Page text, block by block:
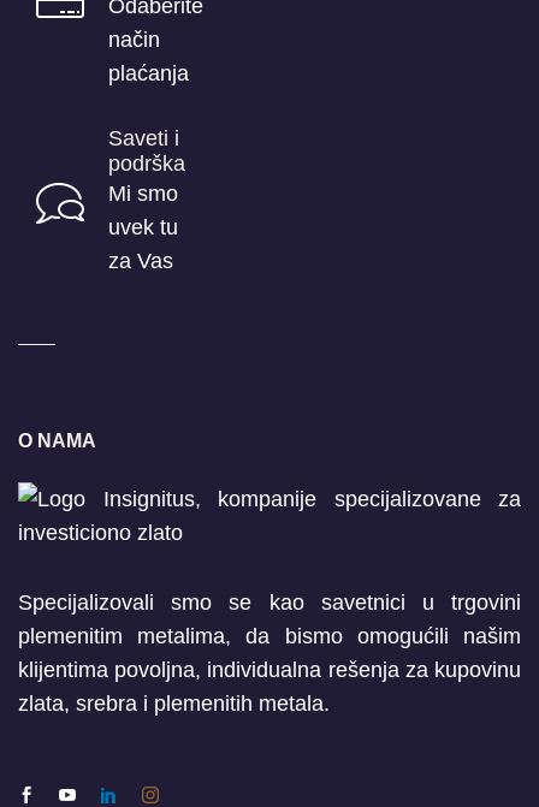
Odaberite
način
plaćanja
Saveti i
podrška
Mi smo
uvek tu
za Vas
O NAMA
Specijalizovali smo se kao savetnici u trgovini
plemenitim metalima, da bismo omogućili našim
klijentima povoljna, individualna rešenja za kupovinu
zlata, srebra i plemenitih metala.